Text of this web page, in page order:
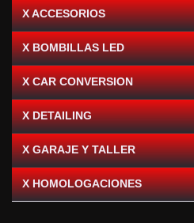
X ACCESORIOS
X BOMBILLAS LED
X CAR CONVERSION
X DETAILING
X GARAJE Y TALLER
X HOMOLOGACIONES